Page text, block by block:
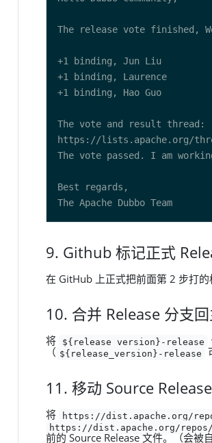
9. Github 标记正式
在 GitHub 上正式把前面第 2 步打的
10. 合并 Release 分支
将 ${release_version}-release
（ ${release_version}-release
11. 移动 Source
将 https://dist.apache.org/
https://dist.apache.org/
前的 Source Release 文件。（会被